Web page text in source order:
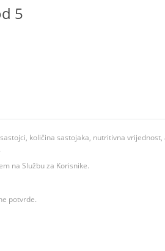
5
količina sastojaka, nutritivna
na Službu za Korisnike.
potvrde.